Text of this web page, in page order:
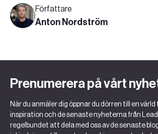
Författare
Anton Nordström
Prenumerera på vårt
När du anmäler dig öppnar du dörren till en värld
inspiration och de senaste nyheterna från
regelbundet att dela med oss av de senaste